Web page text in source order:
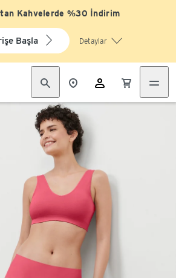
Kahvelerde %30 İndirim
Başla Detaylar